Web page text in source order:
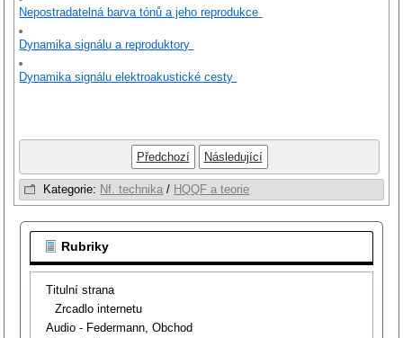
Nepostradatelná barva tónů a jeho reprodukce
Dynamika signálu a reproduktory
Dynamika signálu elektroakustické cesty
Předchozí Následující
Kategorie: Nf. technika / HQQF a teorie
Rubriky
Titulní strana
Zrcadlo internetu
Audio - Federmann, Obchod